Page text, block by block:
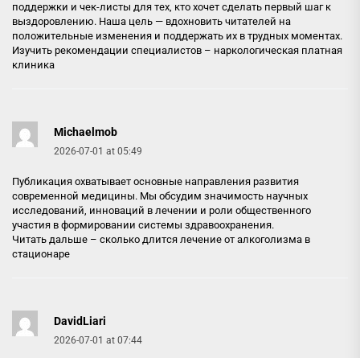
поддержки и чек-листы для тех, кто хочет сделать первый шаг к
выздоровлению. Наша цель — вдохновить читателей на
положительные изменения и поддержать их в трудных моментах.
Изучить рекомендации специалистов – наркологическая платная
клиника
Michaelmob
2026-07-01 at 05:49
Публикация охватывает основные направления развития
современной медицины. Мы обсудим значимость научных
исследований, инноваций в лечении и роли общественного
участия в формировании системы здравоохранения.
Читать дальше – сколько длится лечение от алкоголизма в
стационаре
DavidLiari
2026-07-01 at 07:44